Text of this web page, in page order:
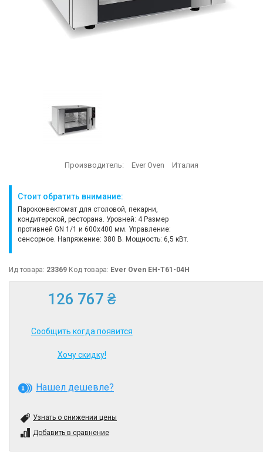
Производитель: Ever Oven Италия
Стоит обратить внимание:
Пароконвектомат для столовой, пекарни,
кондитерской, ресторана. Уровней: 4 Размер
противней GN 1/1 и 600х400 мм. Управление:
сенсорное. Напряжение: 380 В. Мощность: 6,5 кВт.
Ид товара: 23369 Код товара: Ever Oven EH-T61-04H
126 767 ₴
Сообщить когда появится
Хочу скидку!
Нашел дешевле?
Узнать о снижении цены
Добавить в сравнение